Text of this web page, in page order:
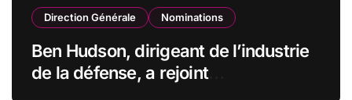
Direction Générale Nominations
Ben Hudson, dirigeant de l’industrie
de la défense, a rejoint